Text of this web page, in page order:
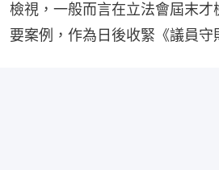
檢視，一般而言在立法會屆末才
要案例，作為日後收緊《議員守